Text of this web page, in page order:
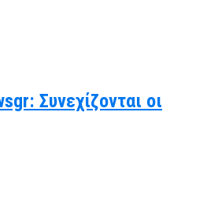
Συνεχίζονται οι